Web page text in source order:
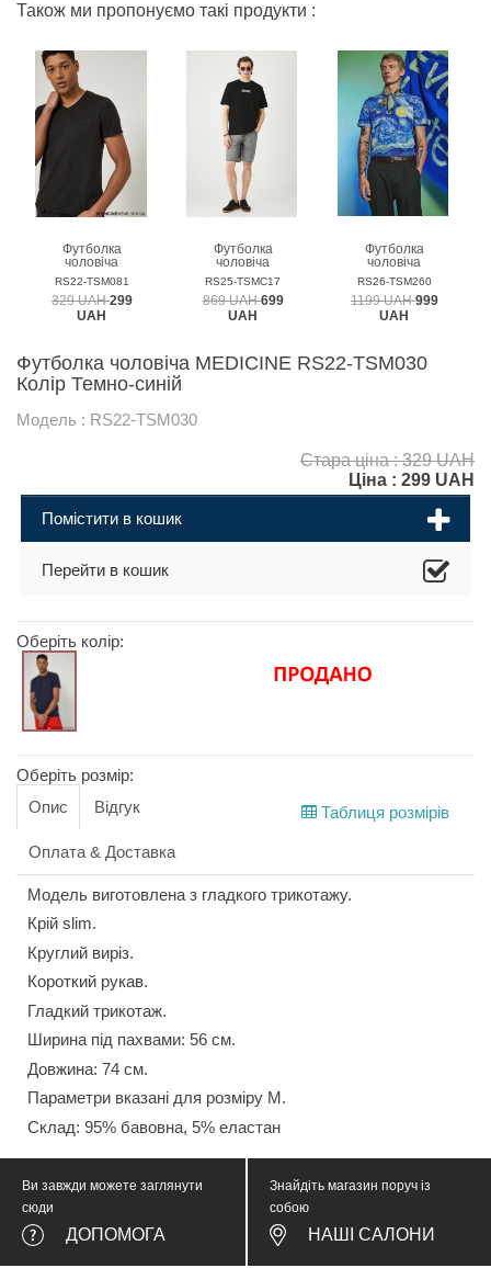
Також ми пропонуємо такі продукти :
Футболка
чоловіча
MEDICINE
RS22-TSM081
329 UAH299
UAH
Футболка
чоловіча
MEDICINE
RS25-TSMC17
869 UAH699
UAH
Футболка
чоловіча
MEDICINE
RS26-TSM260
1199 UAH999
UAH
Футболка чоловіча MEDICINE RS22-TSM030
Колір Темно-синій
Модель : RS22-TSM030
Стара ціна : 329 UAH
Ціна : 299 UAH
Помістити в кошик
Перейти в кошик
Оберіть колір:
Оберіть розмір:
Таблиця розмірів
Опис Відгук
Оплата & Доставка
Модель виготовлена з гладкого трикотажу.
Крій slim.
Круглий виріз.
Короткий рукав.
Гладкий трикотаж.
Ширина під пахвами: 56 см.
Довжина: 74 см.
Параметри вказані для розміру М.
Склад: 95% бавовна, 5% еластан
Ви завжди можете заглянути
сюди
ДОПОМОГА
Знайдіть магазин поруч із
собою
НАШІ САЛОНИ